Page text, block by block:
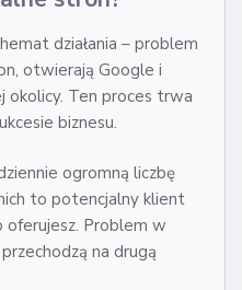
działania – problem
otwierają Google i
okolicy. Ten proces trwa
biznesu.
ogromną liczbę
to potencjalny klient
oferujesz. Problem w
na drugą